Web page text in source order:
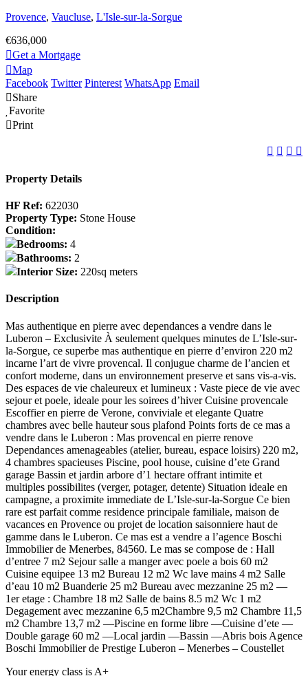
Provence, Vaucluse, L'Isle-sur-la-Sorgue
€636,000
Get a Mortgage
Map
Facebook Twitter Pinterest WhatsApp Email
Share
Favorite
Print
Property Details
HF Ref: 622030
Property Type: Stone House
Condition:
Bedrooms: 4
Bathrooms: 2
Interior Size: 220sq meters
Description
Mas authentique en pierre avec dependances a vendre dans le
Luberon – Exclusivite À seulement quelques minutes de L’Isle-sur-
la-Sorgue, ce superbe mas authentique en pierre d’environ 220 m2
incarne l’art de vivre provencal. Il conjugue charme de l’ancien et
confort moderne, dans un environnement preserve et sans vis-a-vis.
Des espaces de vie chaleureux et lumineux : Vaste piece de vie avec
sejour et poele, ideale pour les soirees d’hiver Cuisine provencale
Escoffier en pierre de Verone, conviviale et elegante Quatre
chambres avec belle hauteur sous plafond Points forts de ce mas a
vendre dans le Luberon : Mas provencal en pierre renove
Dependances amenageables (atelier, bureau, espace loisirs) 220 m2,
4 chambres spacieuses Piscine, pool house, cuisine d’ete Grand
garage Bassin et jardin arbore d’1 hectare offrant intimite et
multiples possibilites (verger, potager, detente) Situation ideale en
campagne, a proximite immediate de L’Isle-sur-la-Sorgue Ce bien
rare est parfait comme residence principale familiale, maison de
vacances en Provence ou projet de location saisonniere haut de
gamme dans le Luberon. Ce mas est a vendre a l’agence Boschi
Immobilier de Menerbes, 84560. Le mas se compose de : Hall
d’entree 7 m2 Sejour salle a manger avec poele a bois 60 m2
Cuisine equipee 13 m2 Bureau 12 m2 Wc lave mains 4 m2 Salle
d’eau 10 m2 Buanderie 25 m2 Bureau avec mezzanine 25 m2 —
1er etage : Chambre 18 m2 Salle de bains 8.5 m2 Wc 1 m2
Degagement avec mezzanine 6,5 m2Chambre 9,5 m2 Chambre 11,5
m2 Chambre 13,7 m2 —Piscine en forme libre —Cuisine d’ete —
Double garage 60 m2 —Local jardin —Bassin —Abris bois Agence
Boschi Immobilier de Prestige Luberon – Menerbes – Coustellet
Your energy class is A+